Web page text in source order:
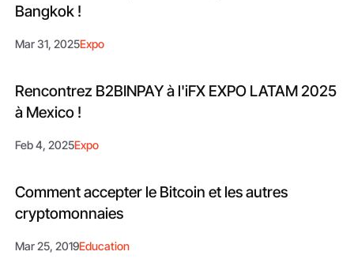
Bangkok !
Mar 31, 2025Expo
Rencontrez B2BINPAY à l'iFX EXPO LATAM 2025
à Mexico !
Feb 4, 2025Expo
Comment accepter le Bitcoin et les autres
cryptomonnaies
Mar 25, 2019Education